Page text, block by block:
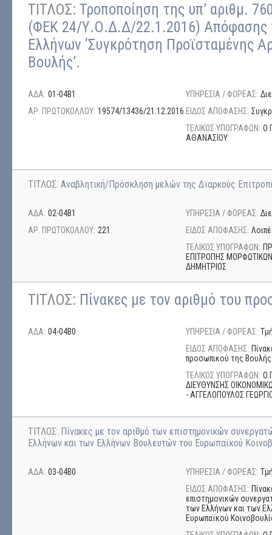
ΤΙΤΛΟΣ: Τροποποίηση της υπ’ αριθμ.
(ΦΕΚ 24/Υ.Ο.Δ.Δ/22.1.2016) Απόφασης
Ελλήνων ‘Συγκρότηση Προϊσταμένης
Βουλής’.
ΑΔΑ: 01-04Β1
ΑΡ. ΠΡΩΤΟΚΟΛΛΟΥ: 19574/13436/21.12.2016
ΥΠΗΡΕΣΙΑ / ΦΟΡΕΑΣ:
ΕΙΔΟΣ ΑΠΟΦΑΣΗΣ:
ΤΕΛΙΚΟΣ ΥΠΟΓΡΑΦΩΝ: Ο
ΑΘΑΝΑΣΙΟΥ
ΤΙΤΛΟΣ: Αναβλητική/Πρόσκληση μελών της Διαρκούς
ΑΔΑ: 02-04Β1
ΑΡ. ΠΡΩΤΟΚΟΛΛΟΥ: 221
ΥΠΗΡΕΣΙΑ / ΦΟΡΕΑΣ:
ΕΙΔΟΣ ΑΠΟΦΑΣΗΣ:
ΤΕΛΙΚΟΣ ΥΠΟΓΡΑΦΩΝ:
ΕΠΙΤΡΟΠΗΣ
ΔΗΜΗΤΡΙΟΣ
ΤΙΤΛΟΣ: Πίνακες με τον αριθμό του
ΑΔΑ: 04-04Β0 ΥΠΗΡΕΣΙΑ / ΦΟΡΕΑΣ:
ΕΙΔΟΣ ΑΠΟΦΑΣΗΣ:
προσωπικού της Βουλής
ΤΕΛΙΚΟΣ ΥΠΟΓΡΑΦΩΝ: Ο
ΔΙΕΥΘΥΝΣΗΣ
- ΑΓΓΕΛΟΠΟΥΛΟΣ
ΤΙΤΛΟΣ: Πίνακες με τον αριθμό των επιστημονικών
Ελλήνων και των Ελλήνων Βουλευτών του Ευρωπαϊκού
ΑΔΑ: 03-04Β0 ΥΠΗΡΕΣΙΑ / ΦΟΡΕΑΣ:
ΕΙΔΟΣ ΑΠΟΦΑΣΗΣ:
επιστημονικών
των Ελλήνων και των
Ευρωπαϊκού